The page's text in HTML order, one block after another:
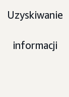
Uzyskiwanie
informacji